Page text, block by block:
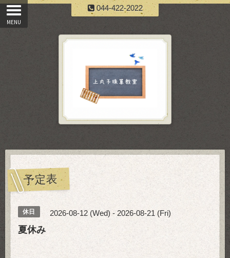
044-422-2022
予定表
休日 2026-08-12 (Wed) - 2026-08-21 (Fri)
夏休み